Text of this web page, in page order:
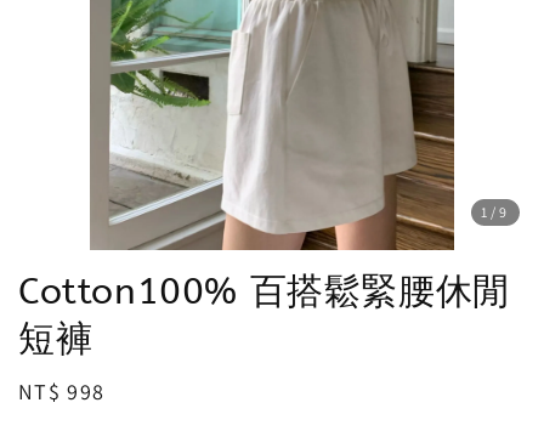
1 /9
Cotton100% 百搭鬆緊腰休閒
短褲
Regular
NT$ 998